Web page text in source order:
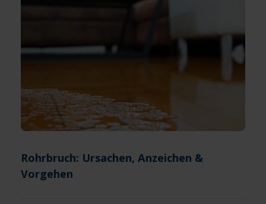
Rohrbruch: Ursachen, Anzeichen &
Vorgehen